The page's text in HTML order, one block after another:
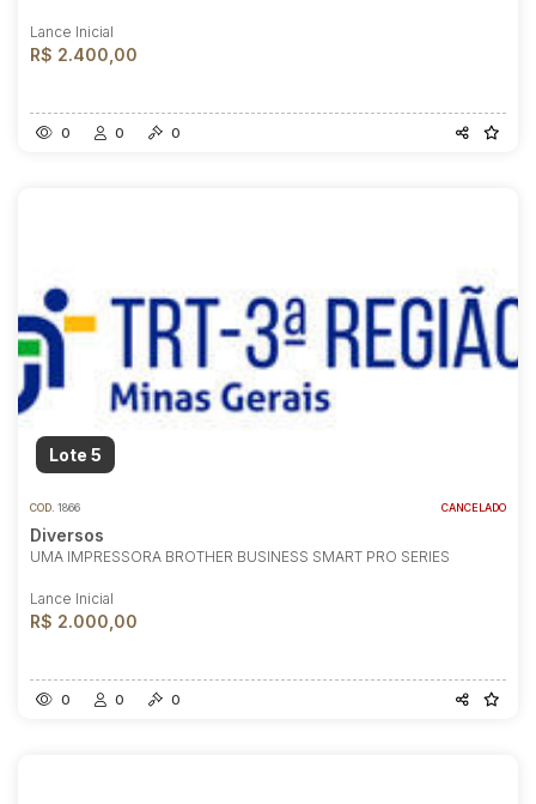
Lance Inicial
R$ 2.400,00
0 0 0
Lote 5
COD. 1866 CANCELADO
Diversos
UMA IMPRESSORA BROTHER BUSINESS SMART PRO SERIES
Lance Inicial
R$ 2.000,00
0 0 0